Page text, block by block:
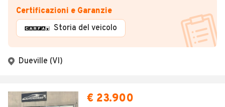
Certificazioni e Garanzie
Storia del veicolo
Dueville (VI)
€ 23.900